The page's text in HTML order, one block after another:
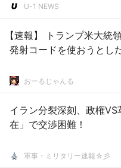
U-1 NEWS
【速報】 トランプ米大統
発射コードを使おうとし
おーるじゃんる
イラン分裂深刻、政権
在」で交渉困難！
軍事・ミリタリー速報☆彡